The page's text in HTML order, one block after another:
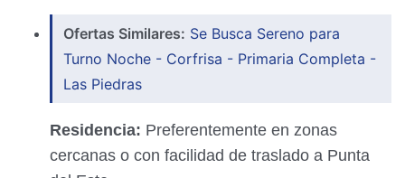
Ofertas Similares: Se Busca Sereno para
Turno Noche - Corfrisa - Primaria Completa -
Las Piedras
Residencia: Preferentemente en zonas
cercanas o con facilidad de traslado a Punta